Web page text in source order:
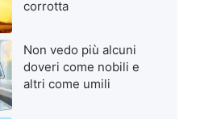
corrotta
Non vedo più alcuni
doveri come nobili e
altri come umili